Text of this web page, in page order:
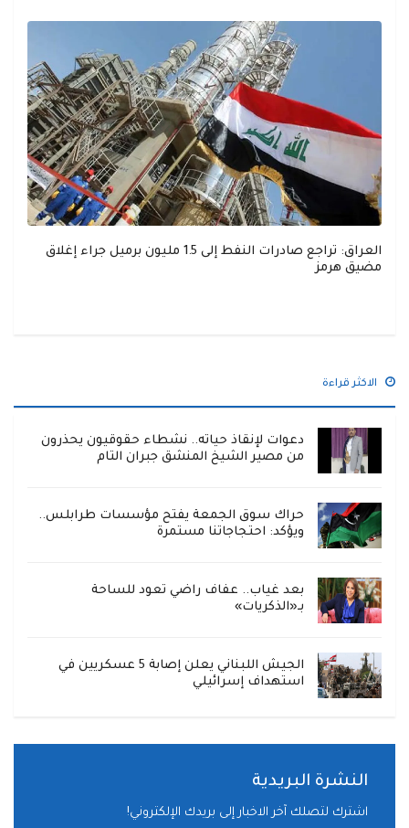
العراق: تراجع صادرات النفط إلى 1.5 مليون برميل جراء إغلاق
مضيق هرمز
الاكثر قراءة
دعوات لإنقاذ حياته.. نشطاء حقوقيون يحذرون
من مصير الشيخ المنشق جبران التام
حراك سوق الجمعة يفتح مؤسسات طرابلس..
ويؤكد: احتجاجاتنا مستمرة
بعد غياب.. عفاف راضي تعود للساحة
بـ«الذكريات»
الجيش اللبناني يعلن إصابة 5 عسكريين في
استهداف إسرائيلي
النشرة البريدية
اشترك لتصلك آخر الاخبار إلى بريدك الإلكتروني!